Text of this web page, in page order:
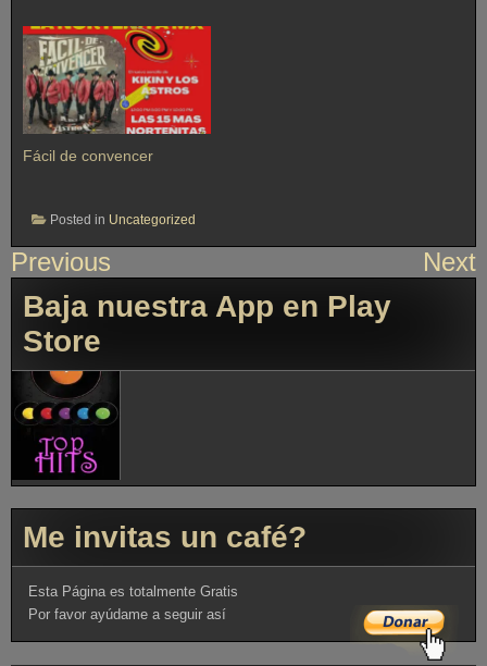
Fácil de convencer
Posted in Uncategorized
Previous Next
Baja nuestra App en Play
Store
Me invitas un café?
Esta Página es totalmente Gratis
Por favor ayúdame a seguir así